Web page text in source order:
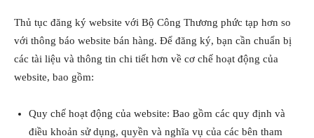
Thủ tục đăng ký website với Bộ Công Thương phức tạp hơn so
với thông báo website bán hàng. Để đăng ký, bạn cần chuẩn bị
các tài liệu và thông tin chi tiết hơn về cơ chế hoạt động của
website, bao gồm:
Quy chế hoạt động của website: Bao gồm các quy định và
điều khoản sử dụng, quyền và nghĩa vụ của các bên tham